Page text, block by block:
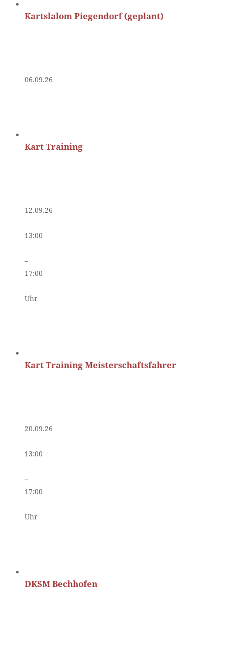
Kartslalom Piegendorf (geplant)
06.09.26
Kart Training
12.09.26
13:00
–
17:00
Uhr
Kart Training Meisterschaftsfahrer
20.09.26
13:00
–
17:00
Uhr
DKSM Bechhofen